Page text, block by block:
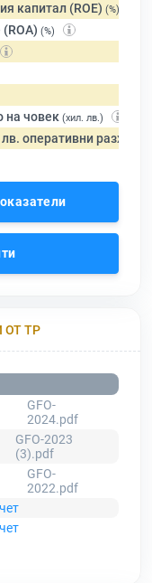
капитал (ROE) (%)
(%)
на човек (хил. лв.)
оперативни разходи
ОТ ТР
GFO-
2024.pdf
GFO-2023
(3).pdf
GFO-
2022.pdf